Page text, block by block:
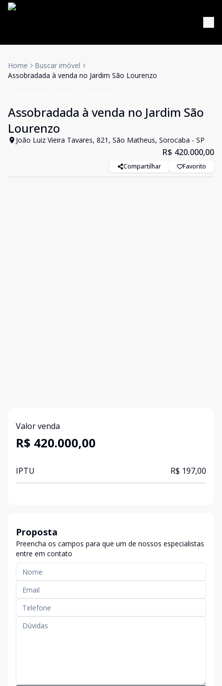
Home
Buscar imóvel
Assobradada à venda no Jardim São Lourenzo
Assobradada à venda no Jardim São
Lourenzo
João Luiz Vieira Tavares, 821, São Matheus, Sorocaba - SP
R$ 420.000,00
Compartilhar Favorito
Valor venda
R$ 420.000,00
IPTU R$ 197,00
Proposta
Preencha os campos para que um de nossos especialistas
entre em contato